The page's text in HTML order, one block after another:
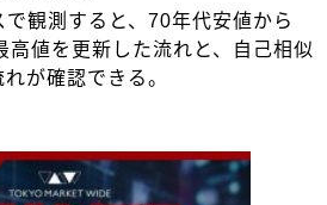
観測すると、70年代安値から
高値を更新した流れと、自己相似
が確認できる。